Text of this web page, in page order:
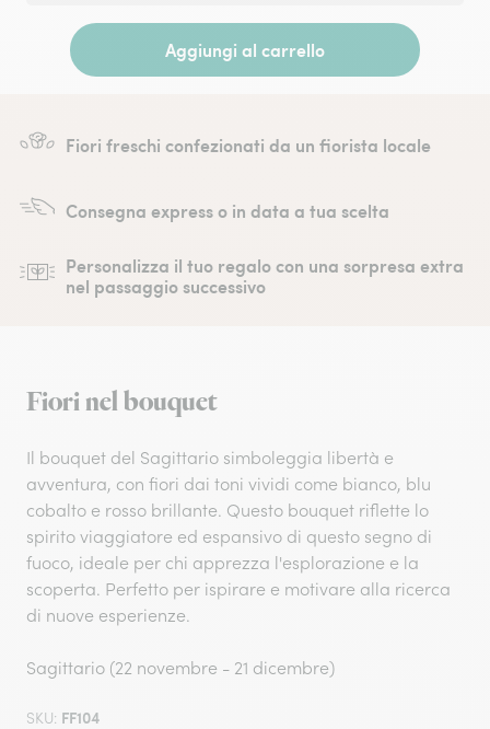
Aggiungi al carrello
Fiori freschi confezionati da un fiorista locale
Consegna express o in data a tua scelta
Personalizza il tuo regalo con una sorpresa extra
nel passaggio successivo
Fiori nel bouquet
Il bouquet del Sagittario simboleggia libertà e
avventura, con fiori dai toni vividi come bianco, blu
cobalto e rosso brillante. Questo bouquet riflette lo
spirito viaggiatore ed espansivo di questo segno di
fuoco, ideale per chi apprezza l'esplorazione e la
scoperta. Perfetto per ispirare e motivare alla ricerca
di nuove esperienze.
Sagittario (22 novembre - 21 dicembre)
SKU: FF104